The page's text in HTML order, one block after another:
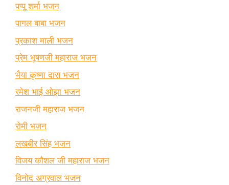
पप्पू शर्मा भजन
पागल बाबा भजन
प्रकाश माली भजन
प्रेम भूषणजी महाराज भजन
भैया कृष्णा दास भजन
रमेश भाई ओझा भजन
राजनजी महाराज भजन
रोमी भजन
लखबीर सिंह भजन
विजय कौशल जी महाराज भजन
विनोद अग्रवाल भजन